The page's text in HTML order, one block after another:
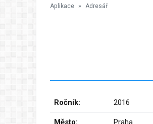
Aplikace Adresář
Ročník: 2016
Město: Praha